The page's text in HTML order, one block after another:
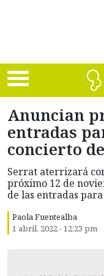
Anuncian
entradas
concierto
Serrat aterrizará
próximo 12 de
de las entradas
Paola Fuentealba
1 abril, 2022 - 12:23 pm